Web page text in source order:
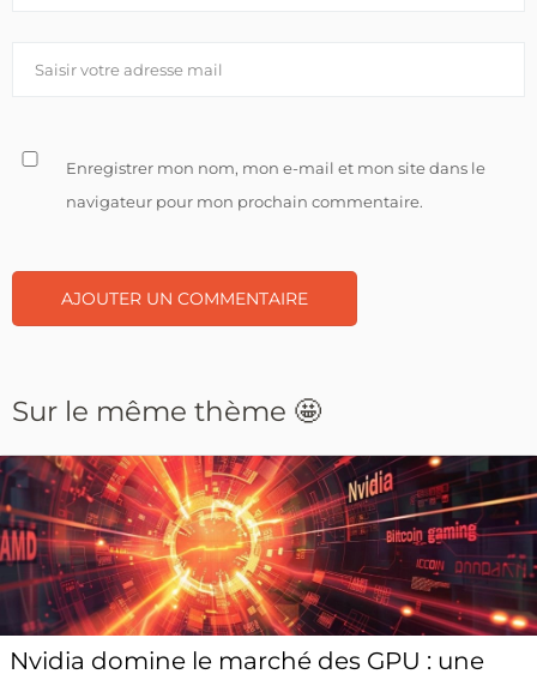
Enregistrer mon nom, mon e-mail et mon site dans le
navigateur pour mon prochain commentaire.
Sur le même thème 🤩
Nvidia domine le marché des GPU : une